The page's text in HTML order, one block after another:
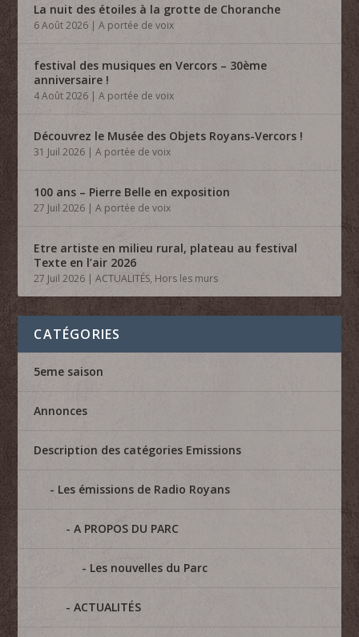
La nuit des étoiles à la grotte de Choranche
6 Août 2026 |A portée de voix
festival des musiques en Vercors – 30ème
anniversaire !
4 Août 2026 |A portée de voix
Découvrez le Musée des Objets Royans-Vercors !
31 Juil 2026 |A portée de voix
100 ans – Pierre Belle en exposition
27 Juil 2026 |A portée de voix
Etre artiste en milieu rural, plateau au festival
Texte en l’air 2026
27 Juil 2026 |ACTUALITÉS, Hors les murs
CATÉGORIES
5eme saison
Annonces
Description des catégories Emissions
Les émissions de Radio Royans
A PROPOS DU PARC
Les nouvelles du Parc
ACTUALITÉS